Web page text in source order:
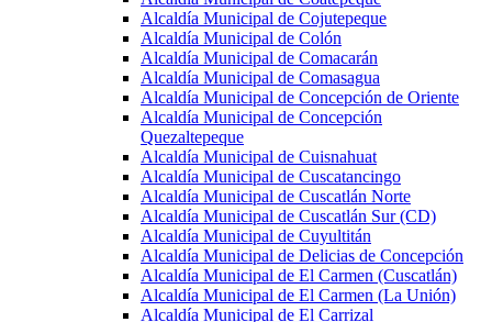
Alcaldía Municipal de Cojutepeque
Alcaldía Municipal de Colón
Alcaldía Municipal de Comacarán
Alcaldía Municipal de Comasagua
Alcaldía Municipal de Concepción de Oriente
Alcaldía Municipal de Concepción
Quezaltepeque
Alcaldía Municipal de Cuisnahuat
Alcaldía Municipal de Cuscatancingo
Alcaldía Municipal de Cuscatlán Norte
Alcaldía Municipal de Cuscatlán Sur (CD)
Alcaldía Municipal de Cuyultitán
Alcaldía Municipal de Delicias de Concepción
Alcaldía Municipal de El Carmen (Cuscatlán)
Alcaldía Municipal de El Carmen (La Unión)
Alcaldía Municipal de El Carrizal